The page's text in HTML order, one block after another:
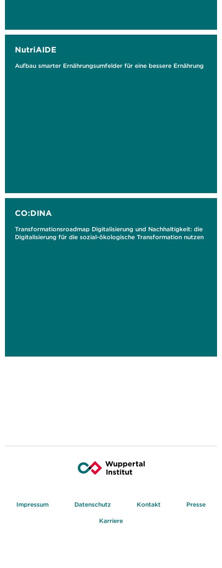
NutriAIDE
Aufbau smarter Ernährungsumfelder für eine bessere Ernährung
CO:DINA
Transformationsroadmap Digitalisierung und Nachhaltigkeit: die
Digitalisierung für die sozial-ökologische Transformation nutzen
Impressum Datenschutz Kontakt Presse
Karriere